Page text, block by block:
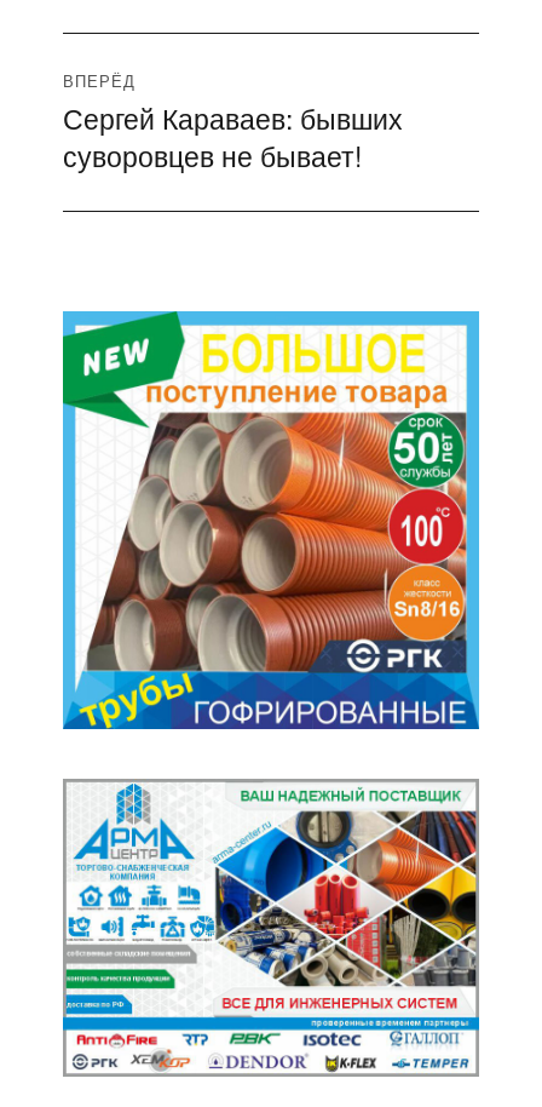
ВПЕРЁД
Следующая
запись:
Сергей Караваев: бывших
суворовцев не бывает!